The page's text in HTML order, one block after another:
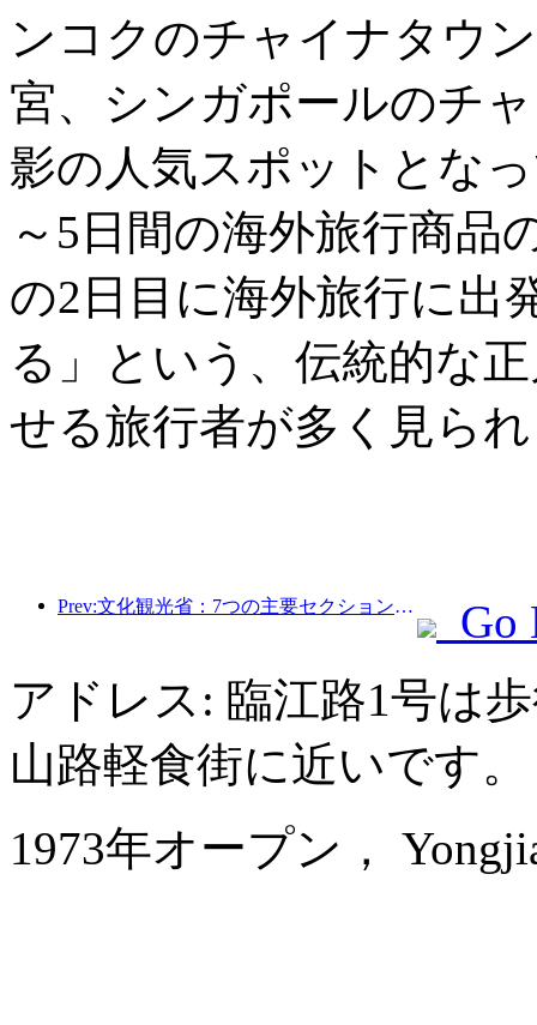
ンコクのチャイナタウ
宮、シンガポールのチ
影の人気スポットとな
～5日間の海外旅行商品
の2日目に海外旅行に出
る」という、伝統的な
せる旅行者が多く見ら
Prev:文化観光省：7つの主要セクションで22のテーマ別活動を開始
Go
アドレス: 臨江路1号は
山路軽食街に近いです。
1973年オープン，